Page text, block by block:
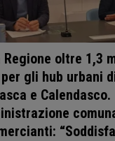
Regione oltre 1,3
gli hub urbani
e Calendasco.